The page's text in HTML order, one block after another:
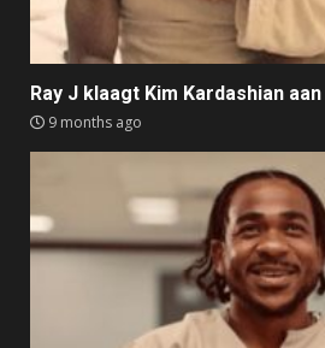
Ray J klaagt Kim Kardashian
9 months ago